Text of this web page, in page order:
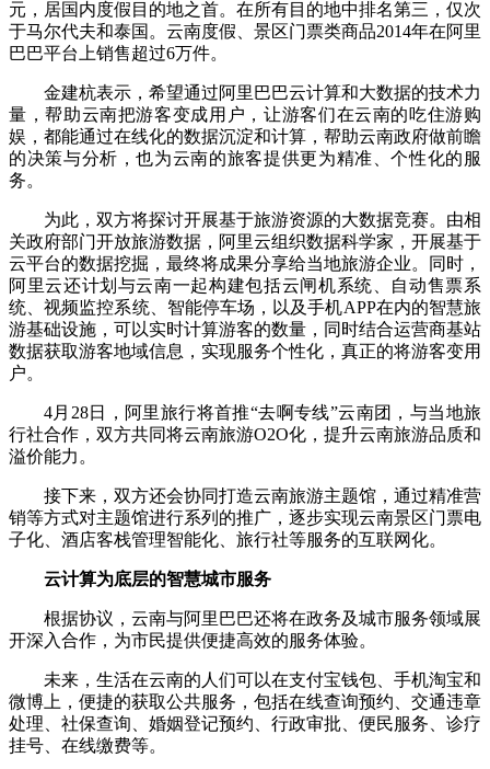
元，居国内度假目的地之首。在所有目的地中排名第三，仅次
于马尔代夫和泰国。云南度假、景区门票类商品2014年在阿里
巴巴平台上销售超过6万件。
金建杭表示，希望通过阿里巴巴云计算和大数据的技术力
量，帮助云南把游客变成用户，让游客们在云南的吃住游购
娱，都能通过在线化的数据沉淀和计算，帮助云南政府做前瞻
的决策与分析，也为云南的旅客提供更为精准、个性化的服
务。
为此，双方将探讨开展基于旅游资源的大数据竞赛。由相
关政府部门开放旅游数据，阿里云组织数据科学家，开展基于
云平台的数据挖掘，最终将成果分享给当地旅游企业。同时，
阿里云还计划与云南一起构建包括云闸机系统、自动售票系
统、视频监控系统、智能停车场，以及手机APP在内的智慧旅
游基础设施，可以实时计算游客的数量，同时结合运营商基站
数据获取游客地域信息，实现服务个性化，真正的将游客变用
户。
4月28日，阿里旅行将首推“去啊专线”云南团，与当地旅
行社合作，双方共同将云南旅游O2O化，提升云南旅游品质和
溢价能力。
接下来，双方还会协同打造云南旅游主题馆，通过精准营
销等方式对主题馆进行系列的推广，逐步实现云南景区门票电
子化、酒店客栈管理智能化、旅行社等服务的互联网化。
云计算为底层的智慧城市服务
根据协议，云南与阿里巴巴还将在政务及城市服务领域展
开深入合作，为市民提供便捷高效的服务体验。
未来，生活在云南的人们可以在支付宝钱包、手机淘宝和
微博上，便捷的获取公共服务，包括在线查询预约、交通违章
处理、社保查询、婚姻登记预约、行政审批、便民服务、诊疗
挂号、在线缴费等。